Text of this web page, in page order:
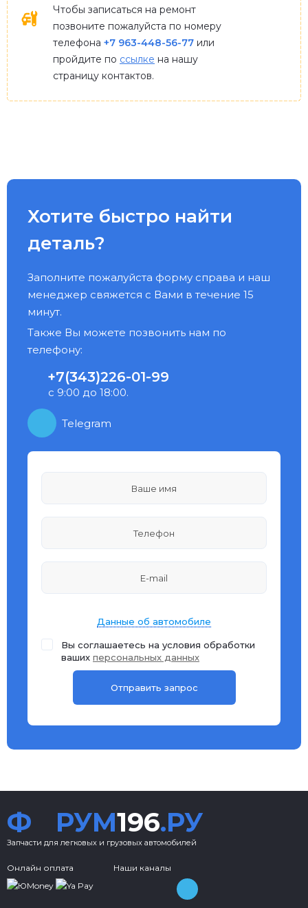
Чтобы записаться на ремонт
позвоните пожалуйста по номеру
телефона +7 963-448-56-77 или
пройдите по ссылке на нашу
страницу контактов.
Хотите быстро найти
деталь?
Заполните пожалуйста форму справа и наш
менеджер свяжется с Вами в течение 15
минут.
Также Вы можете позвонить нам по
телефону:
+7(343)226-01-99
с 9:00 до 18:00.
Telegram
Данные об автомобиле
Вы соглашаетесь на условия обработки
ваших персональных данных
Ф РУМ196.РУ
Запчасти для легковых и грузовых автомобилей
Онлайн оплата Наши каналы